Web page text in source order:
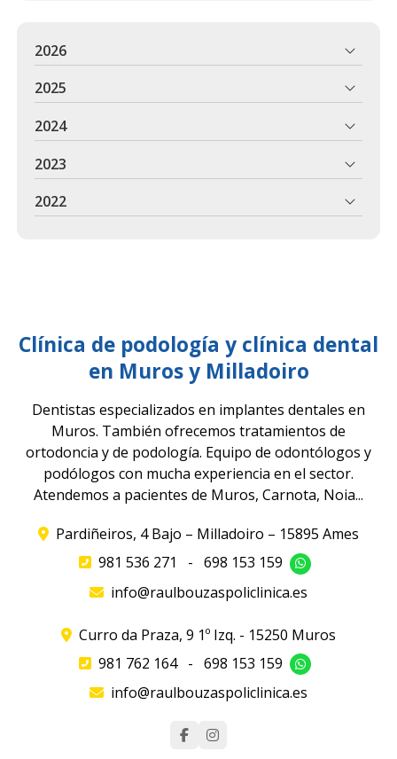
2026
2025
2024
2023
2022
Clínica de podología y clínica dental
en Muros y Milladoiro
Dentistas especializados en implantes dentales en
Muros. También ofrecemos tratamientos de
ortodoncia y de podología. Equipo de odontólogos y
podólogos con mucha experiencia en el sector.
Atendemos a pacientes de Muros, Carnota, Noia...
Pardiñeiros, 4 Bajo – Milladoiro – 15895 Ames
981 536 271
- 698 153 159
info@raulbouzaspoliclinica.es
Curro da Praza, 9 1º Izq. - 15250 Muros
981 762 164 - 698 153 159
info@raulbouzaspoliclinica.es